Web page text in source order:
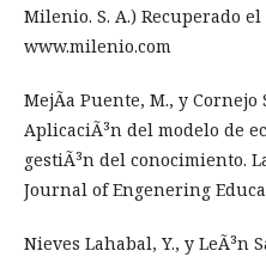
Milenio. S. A.) Recuperado el
www.milenio.com
MejÃ­a Puente, M., y Cornejo
AplicaciÃ³n del modelo de
gestiÃ³n del conocimiento.
Journal of Engenering
Nieves Lahabal, Y., y LeÃ³n